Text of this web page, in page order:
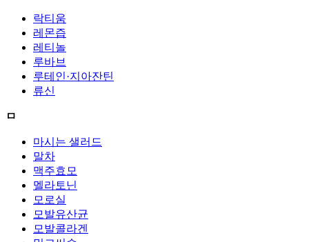
락티움
레몬즙
레티놀
루바브
루테인·지아잔틴
류신
ㅁ
마시는 샐러드
말차
맥주효모
멜라토닌
모로실
모발유산균
모발콜라겐